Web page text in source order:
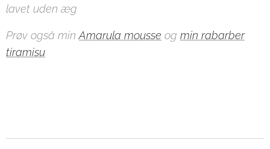
lavet uden æg
Prøv også minAmarula mousse og min rabarber
tiramisu